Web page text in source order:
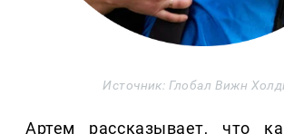
Источник: Глобал Вижн
Артем рассказывает, что